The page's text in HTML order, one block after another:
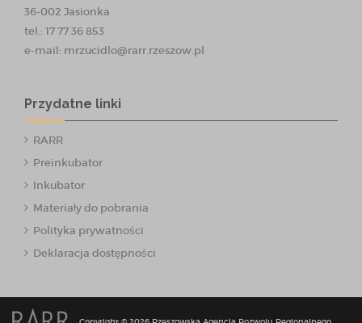
36-002 Jasionka
tel.: 17 77 36 853
e-mail: mrzucidlo@rarr.rzeszow.pl
Przydatne linki
RARR
Preinkubator
Inkubator
Materiały do pobrania
Polityka prywatności
Deklaracja dostępności